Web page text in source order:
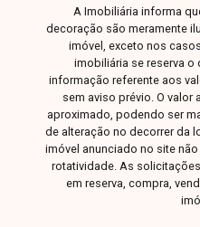
A Imobiliária informa
decoração são meramente
imóvel, exceto nos
imobiliária se reserva o
informação referente aos
sem aviso prévio. O
aproximado, podendo ser
de alteração no decorrer da
imóvel anunciado no site
rotatividade. As
em reserva, compra,